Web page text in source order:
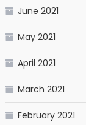
June 2021
May 2021
April 2021
March 2021
February 2021